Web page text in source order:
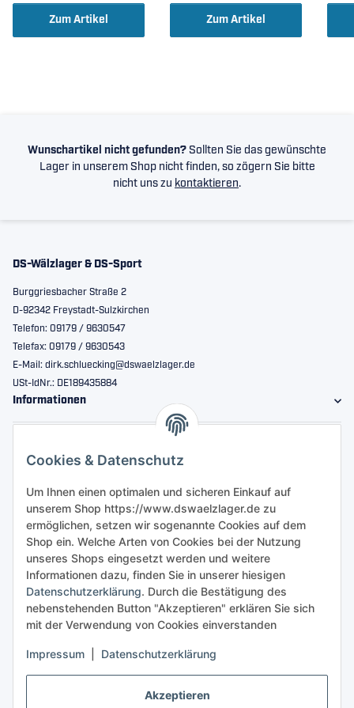
Akzeptieren
Cookies & Datenschutz
Um Ihnen einen optimalen und sicheren Einkauf auf
unserem Shop https://www.dswaelzlager.de zu
ermöglichen, setzen wir sogenannte Cookies auf dem
Shop ein. Welche Arten von Cookies bei der Nutzung
unseres Shops eingesetzt werden und weitere
Informationen dazu, finden Sie in unserer hiesigen
Datenschutzerklärung. Durch die Bestätigung des
nebenstehenden Button "Akzeptieren" erklären Sie sich
mit der Verwendung von Cookies einverstanden
Impressum Datenschutzerklärung
Zum Artikel Zum Artikel
Wunschartikel nicht gefunden? Sollten Sie das gewünschte
Lager in unserem Shop nicht finden, so zögern Sie bitte
nicht uns zu kontaktieren.
DS-Wälzlager & DS-Sport
Burggriesbacher Straße 2
D-92342 Freystadt-Sulzkirchen
Telefon: 09179 / 9630547
Telefax: 09179 / 9630543
E-Mail: dirk.schluecking@dswaelzlager.de
USt-IdNr.: DE189435884
Informationen
Sicher bestellen